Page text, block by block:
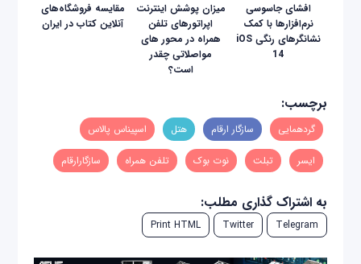
افشای جاسوسی
نرم‌افزارها با کمک
نشانگرهای رنگی iOS
14
میزان پوشش اینترنت
اپراتورهای تلفن
همراه در محور های
مواصلاتی چقدر
است؟
مقایسه فروشگاه‌های
آنلاین کتاب در ایران
برچسب:
گردهمایی سازگار ارقام هتل اسپیناس پالاس
ایسر تبلت نوت بوک تلفن همراه سازگارارقام
به اشتراک گذاری مطلب:
Telegram
Twitter
Print HTML